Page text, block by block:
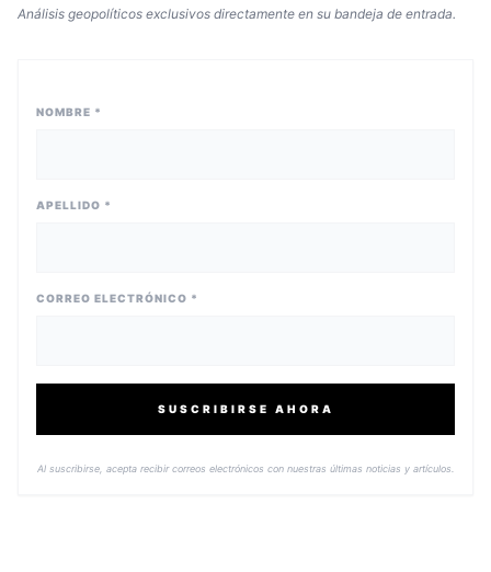
Análisis geopolíticos exclusivos directamente en su bandeja de entrada.
NOMBRE *
APELLIDO *
CORREO ELECTRÓNICO *
SUSCRIBIRSE AHORA
Al suscribirse, acepta recibir correos electrónicos con nuestras últimas noticias y artículos.